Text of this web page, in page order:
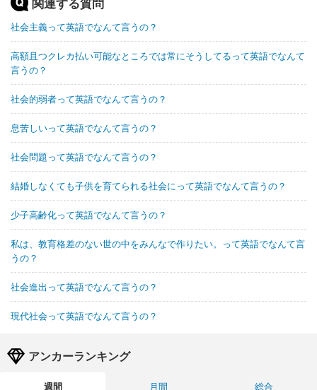
関連する質問
社会主義って英語でなんて言うの？
高額且つクレカ払い可能なところでは常にそうしてるって英語でなんて
言うの？
社会的弱者って英語でなんて言うの？
息苦しいって英語でなんて言うの？
社会問題って英語でなんて言うの？
結婚しなくても子供を育てられる社会にって英語でなんて言うの？
少子高齢化って英語でなんて言うの？
私は、教育格差のない世の中をみんなで作りたい。って英語でなんて言
うの？
社会進出って英語でなんて言うの？
現代社会って英語でなんて言うの？
アンカーランキング
週間 月間
総合